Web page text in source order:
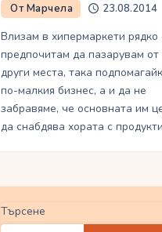
От Марчела 23.08.2014
Влизам в хипермаркети рядко
предпочитам да пазарувам от
други места, така
по-малкия бизнес, а и да не
забравяме, че основната им
да снабдява хората с
Търсене